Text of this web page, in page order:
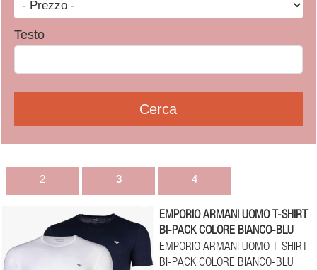
Testo
2 3 4
EMPORIO ARMANI UOMO T-SHIRT
BI-PACK COLORE BIANCO-BLU
EMPORIO ARMANI UOMO T-SHIRT
BI-PACK COLORE BIANCO-BLU